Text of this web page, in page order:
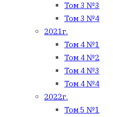
Том 3 №3
Том 3 №4
2021г.
Том 4 №1
Том 4 №2
Том 4 №3
Том 4 №4
2022г.
Том 5 №1